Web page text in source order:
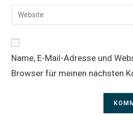
zum
Kommentieren
ein
E-
Mail-
Kommentieren
ein
Gib
deine
URL
ein
(optional)
Name, E-Mail-Adresse und
Browser für meinen nächsten